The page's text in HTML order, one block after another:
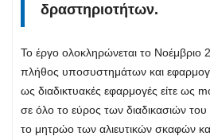
δραστηριοτήτων.
Το έργο ολοκληρώνεται το Νοέμβριο
πλήθος υποσυστημάτων και
ως διαδικτυακές εφαρμογές είτε ως
σε όλο το εύρος των διαδικασιών
το μητρώο των αλιευτικών σκαφών και